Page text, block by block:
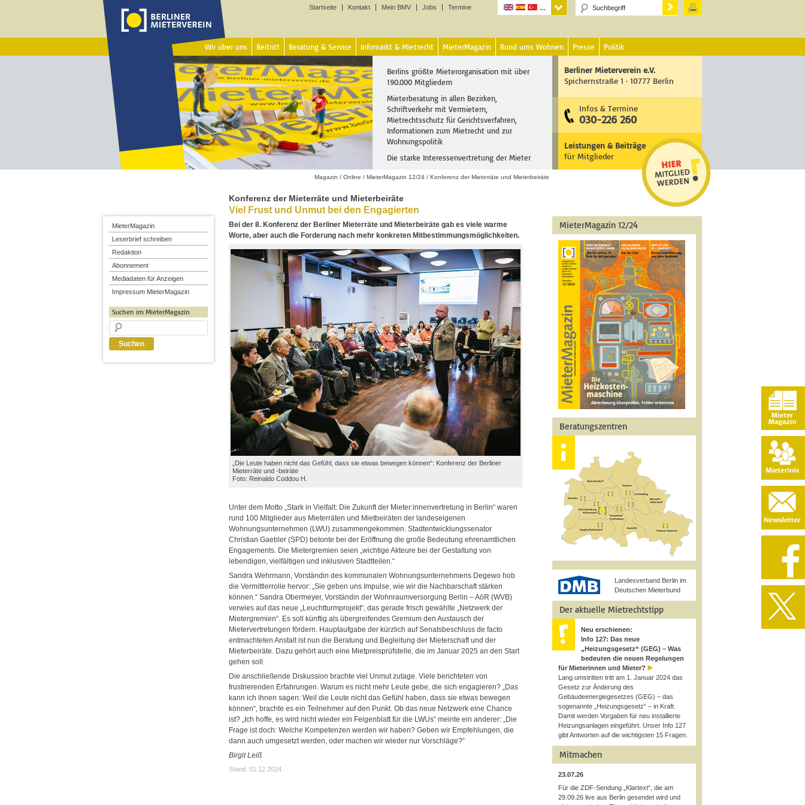
Startseite Kontakt Mein BMV Jobs Termine
Wir über uns Beitritt Beratung & Service Infomarkt & Mietrecht MieterMagazin Rund ums Wohnen Presse Politik
Berlins größte Mieterorganisation mit über
190.000 Mitgliedern
Mieterberatung in allen Bezirken,
Schriftverkehr mit Vermietern,
Mietrechtsschutz für Gerichtsverfahren,
Informationen zum Mietrecht und zur
Wohnungspolitik
Die starke Interessenvertretung der Mieter
Berliner Mieterverein e.V.
Spichernstraße 1 · 10777 Berlin
Infos & Termine
030-226 260
Leistungen & Beiträge
für Mitglieder
Magazin / Online / MieterMagazin 12/24 / Konferenz der Mieterräte und Mieterbeiräte
Konferenz der Mieterräte und Mieterbeiräte
Viel Frust und Unmut bei den Engagierten
Bei der 8. Konferenz der Berliner Mieterräte und Mieterbeiräte gab es viele warme
Worte, aber auch die Forderung nach mehr konkreten Mitbestimmungsmöglichkeiten.
„Die Leute haben nicht das Gefühl, dass sie etwas bewegen können“: Konferenz der Berliner
Mieterräte und -beiräte
Foto: Reinaldo Coddou H.
Unter dem Motto „Stark in Vielfalt: Die Zukunft der Mieter:innenvertretung in Berlin“ waren
rund 100 Mitglieder aus Mieterräten und Mietbeiräten der landeseigenen
Wohnungsunternehmen (LWU) zusammengekommen. Stadtentwicklungssenator
Christian Gaebler (SPD) betonte bei der Eröffnung die große Bedeutung ehrenamtlichen
Engagements. Die Mietergremien seien „wichtige Akteure bei der Gestaltung von
lebendigen, vielfältigen und inklusiven Stadtteilen.“
Sandra Wehrmann, Vorständin des kommunalen Wohnungsunternehmens Degewo hob
die Vermittlerrolle hervor: „Sie geben uns Impulse, wie wir die Nachbarschaft stärken
können.“ Sandra Obermeyer, Vorständin der Wohnraumversorgung Berlin – AöR (WVB)
verwies auf das neue „Leuchtturmprojekt“, das gerade frisch gewählte „Netzwerk der
Mietergremien“. Es soll künftig als übergreifendes Gremium den Austausch der
Mietervertretungen fördern. Hauptaufgabe der kürzlich auf Senatsbeschluss de facto
entmachteten Anstalt ist nun die Beratung und Begleitung der Mieterschaft und der
Mieterbeiräte. Dazu gehört auch eine Mietpreisprüfstelle, die im Januar 2025 an den Start
gehen soll.
Die anschließende Diskussion brachte viel Unmut zutage. Viele berichteten von
frustrierenden Erfahrungen. Warum es nicht mehr Leute gebe, die sich engagieren? „Das
kann ich ihnen sagen: Weil die Leute nicht das Gefühl haben, dass sie etwas bewegen
können“, brachte es ein Teilnehmer auf den Punkt. Ob das neue Netzwerk eine Chance
ist? „Ich hoffe, es wird nicht wieder ein Feigenblatt für die LWUs“ meinte ein anderer: „Die
Frage ist doch: Welche Kompetenzen werden wir haben? Geben wir Empfehlungen, die
dann auch umgesetzt werden, oder machen wir wieder nur Vorschläge?“
Birgit Leiß
Stand: 01.12.2024
MieterMagazin 12/24
Beratungszentren
Landesverband Berlin im
Deutschen Mieterbund
Der aktuelle Mietrechtstipp
Neu erschienen:
Info 127: Das neue
„Heizungsgesetz“ (GEG) – Was
bedeuten die neuen Regelungen
für Mieterinnen und Mieter?
Lang umstritten tritt am 1. Januar 2024 das
Gesetz zur Änderung des
Gebäudeenergiegesetzes (GEG) – das
sogenannte „Heizungsgesetz“ – in Kraft.
Damit werden Vorgaben für neu installierte
Heizungsanlagen eingeführt. Unser Info 127
gibt Antworten auf die wichtigsten 15 Fragen.
Mitmachen
23.07.26
Für die ZDF-Sendung „Klartext“, die am
29.09.26 live aus Berlin gesendet wird und
MieterMagazin
Leserbrief schreiben
Redaktion
Abonnement
Mediadaten für Anzeigen
Impressum MieterMagazin
Suchen im MieterMagazin